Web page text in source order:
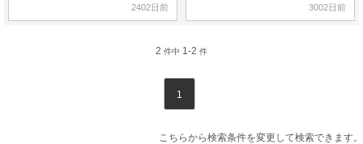
2402日前
3002日前
2 件中 1-2 件
1
こちらから検索条件を変更して検索できます。